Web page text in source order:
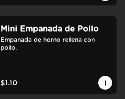
Mini Empanada de Pollo
Empanada de horno rellena con
pollo.
$1.10